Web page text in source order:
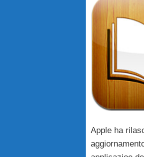
Apple ha